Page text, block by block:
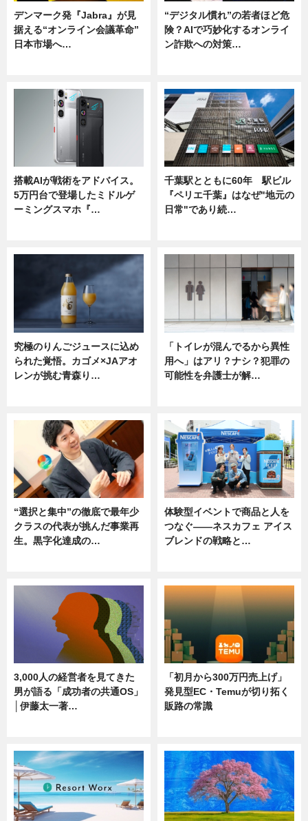
デンマーク発『Jabra』が見
据える“オンライン会議革命”
日本市場へ…
“デジタル慣れ”の若者ほど危
険？AIで巧妙化するオンライ
ン詐欺への対策…
搭載AIが戦術をアドバイス。
5万円台で登場したミドルゲ
ーミングスマホ『…
千葉駅とともに60年 駅ビル
『ペリエ千葉』はなぜ"地元の
日常"であり続…
究極のりんごジュースに込め
られた覚悟。カゴメ×JAアオ
レンが挑む青森り…
「トイレが混んでるから異性
用へ」はアリ？ナシ？犯罪の
可能性を弁護士が解…
“選択と集中”の徹底で最年少
クラスの代表が挑んだ事業再
生。黒字化達成の…
体験型イベントで商品と人を
つなぐ――ネスカフェ アイス
ブレンドの戦略と…
3,000人の経営者を見てきた
男が語る「成功者の共通OS」
│伊藤太一著…
「初月から300万円売上げ」
発見型EC・Temuが切り拓く
販路の常識